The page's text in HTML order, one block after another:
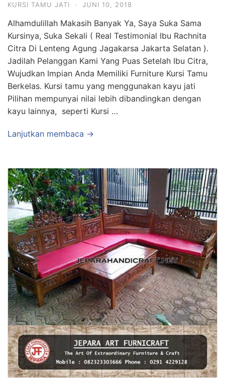
KURSI TAMU JATI · JUNI 10, 2018
Alhamdulillah Makasih Banyak Ya, Saya Suka Sama
Kursinya, Suka Sekali ( Real Testimonial Ibu Rachnita
Citra Di Lenteng Agung Jagakarsa Jakarta Selatan ).
Jadilah Pelanggan Kami Yang Puas Setelah Ibu Citra,
Wujudkan Impian Anda Memiliki Furniture Kursi Tamu
Berkelas. Kursi tamu yang menggunakan kayu jati
Pilihan mempunyai nilai lebih dibandingkan dengan
kayu lainnya, seperti Kursi …
Lanjutkan membaca →